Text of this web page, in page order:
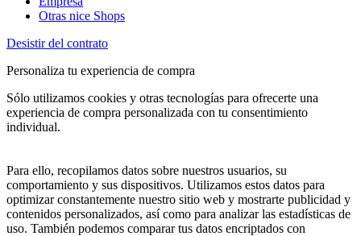
Otras nice Shops
Desistir del contrato
Personaliza tu experiencia de compra
Sólo utilizamos cookies y otras tecnologías para ofrecerte una
experiencia de compra personalizada con tu consentimiento
individual.
Para ello, recopilamos datos sobre nuestros usuarios, su
comportamiento y sus dispositivos. Utilizamos estos datos para
optimizar constantemente nuestro sitio web y mostrarte publicidad y
contenidos personalizados, así como para analizar las estadísticas de
uso. También podemos comparar tus datos encriptados con